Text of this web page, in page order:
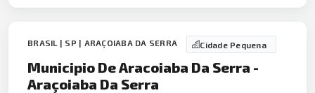
BRASIL | SP | ARAÇOIABA DA SERRA Cidade Pequena
Municipio De Aracoiaba Da Serra -
Araçoiaba Da Serra